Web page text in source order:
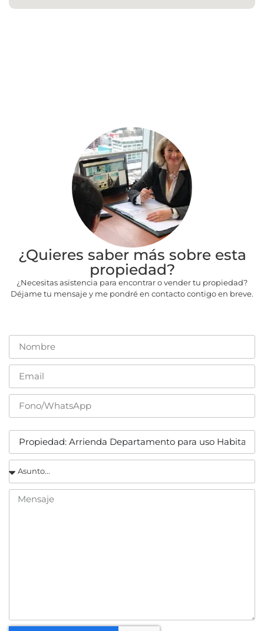
¿Quieres saber más sobre esta
propiedad?
¿Necesitas asistencia para encontrar o vender tu propiedad?
Déjame tu mensaje y me pondré en contacto contigo en breve.